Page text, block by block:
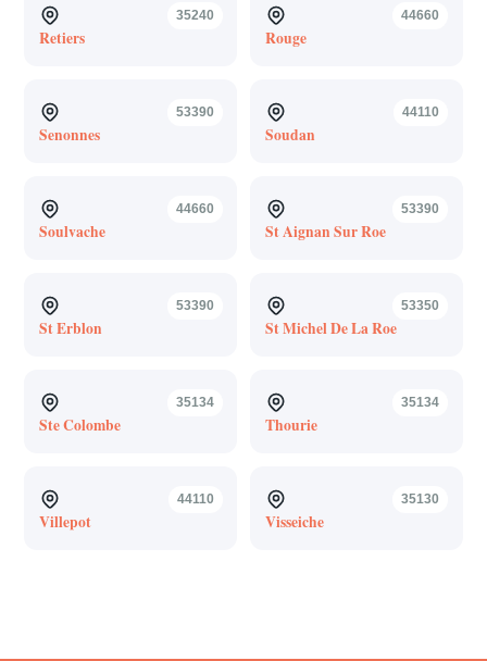
35240
Retiers
44660
Rouge
53390
Senonnes
44110
Soudan
44660
Soulvache
53390
St Aignan Sur Roe
53390
St Erblon
53350
St Michel De La Roe
35134
Ste Colombe
35134
Thourie
44110
Villepot
35130
Visseiche